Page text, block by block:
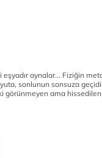
aynalar... Fiziğin
sonlunun sonsuza
görünmeyen ama